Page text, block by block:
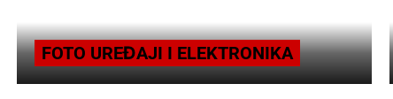
FOTO UREĐAJI I ELEKTRONIKA